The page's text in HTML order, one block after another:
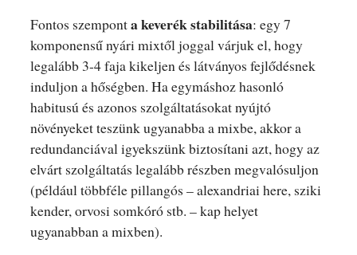
Fontos szemponta keverék stabilitása: egy 7
komponensű nyári mixtől joggal várjuk el, hogy
legalább 3-4 faja kikeljen és látványos fejlődésnek
induljon a hőségben. Ha egymáshoz hasonló
habitusú és azonos szolgáltatásokat nyújtó
növényeket teszünk ugyanabba a mixbe, akkor a
redundanciával igyekszünk biztosítani azt, hogy az
elvárt szolgáltatás legalább részben megvalósuljon
(például többféle pillangós – alexandriai here, sziki
kender, orvosi somkóró stb. – kap helyet
ugyanabban a mixben).